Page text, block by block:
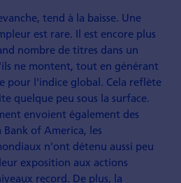
tend à la baisse. Une
est rare. Il est encore plus
nombre de titres dans un
ne montent, tout en générant
pour l'indice global. Cela reflète
quelque peu sous la surface.
envoient également des
of America, les
n'ont détenu aussi peu
exposition aux actions
record. De plus, la